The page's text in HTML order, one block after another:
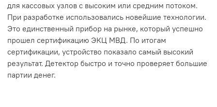
для кассовых узлов с высоким или средним потоком.
При разработке использовались новейшие технологии.
Это единственный прибор на рынке, который успешно
прошел сертификацию ЭКЦ МВД. По итогам
сертификации, устройство показало самый высокий
результат. Детектор быстро и точно проверяет большие
партии денег.